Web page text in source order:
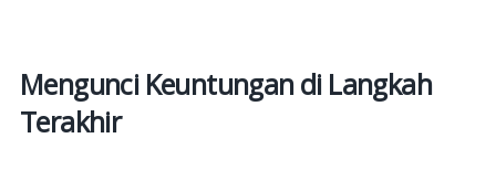
Mengunci Keuntungan di Langkah
Terakhir